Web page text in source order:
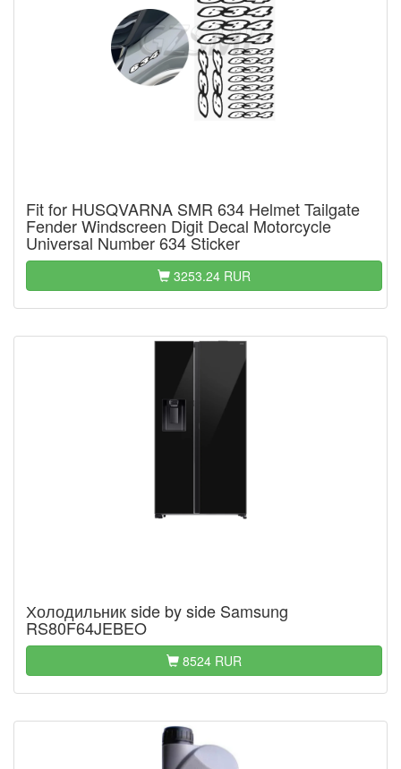
Fit for HUSQVARNA SMR 634 Helmet Tailgate
Fender Windscreen Digit Decal Motorcycle
Universal Number 634 Sticker
3253.24 RUR
Холодильник side by side Samsung
RS80F64JEBEO
8524 RUR